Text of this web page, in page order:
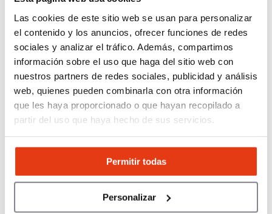
Las cookies de este sitio web se usan para personalizar
el contenido y los anuncios, ofrecer funciones de redes
sociales y analizar el tráfico. Además, compartimos
información sobre el uso que haga del sitio web con
nuestros partners de redes sociales, publicidad y análisis
web, quienes pueden combinarla con otra información
que les haya proporcionado o que hayan recopilado a
partir del uso que haya hecho de sus servicios.
Permitir todas
Personalizar
¿Cuál es la mejor ubicación para una
franquicia de cuidado de mayores?
La demanda existe en prácticamente todo el
territorio nacional, aunque las zonas con mayor
envejecimiento de la población y elevada densidad
de habitantes suelen ofrecer mayores
oportunidades de crecimiento.
¿Es necesario tener experiencia en el
sector sociosanitario?
No siempre. Muchas cadenas ofrecen formación